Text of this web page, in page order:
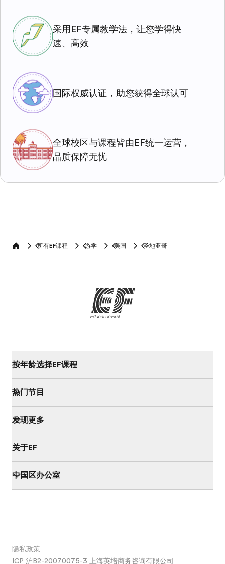
采用EF专属教学法，让您学得快
速、高效
国际权威认证，助您获得全球认可
全球校区与课程皆由EF统一运营，
品质保障无忧
home 所有EF课程 游学 美国 圣地亚哥
按年龄选择EF课程
热门节目
发现更多
关于EF
中国区办公室
隐私政策
ICP 沪B2-20070075-3 上海英培商务咨询有限公司